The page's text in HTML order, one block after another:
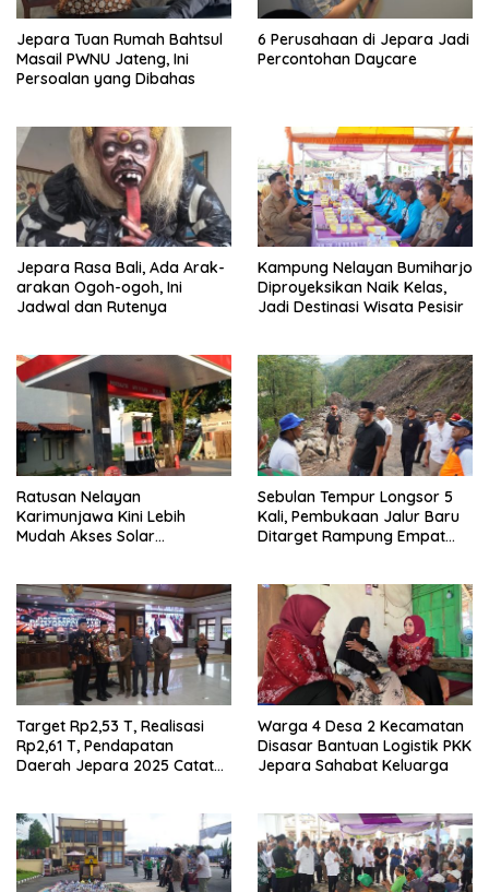
Jepara Tuan Rumah Bahtsul
Masail PWNU Jateng, Ini
Persoalan yang Dibahas
6 Perusahaan di Jepara Jadi
Percontohan Daycare
Jepara Rasa Bali, Ada Arak-
arakan Ogoh-ogoh, Ini
Jadwal dan Rutenya
Kampung Nelayan Bumiharjo
Diproyeksikan Naik Kelas,
Jadi Destinasi Wisata Pesisir
Ratusan Nelayan
Karimunjawa Kini Lebih
Mudah Akses Solar
Sebulan Tempur Longsor 5
Kali, Pembukaan Jalur Baru
Ditarget Rampung Empat
Target Rp2,53 T, Realisasi
Rp2,61 T, Pendapatan
Daerah Jepara 2025 Catat
Warga 4 Desa 2 Kecamatan
Disasar Bantuan Logistik PKK
Jepara Sahabat Keluarga